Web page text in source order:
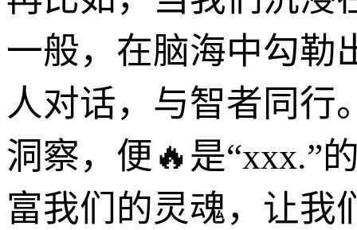
一般，在脑海中勾勒
人对话，与智者同行
洞察，便🔥是“xxx.”
富我们的灵魂，让我